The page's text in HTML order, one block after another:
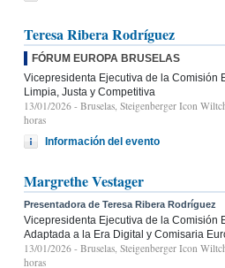
Teresa Ribera Rodríguez
FÓRUM EUROPA BRUSELAS
Vicepresidenta Ejecutiva de la Comisión
Limpia, Justa y Competitiva
13/01/2026 - Bruselas, Steigenberger Icon
horas
Información del evento
Margrethe Vestager
Presentadora de Teresa Ribera Rodríguez
Vicepresidenta Ejecutiva de la Comisión
Adaptada a la Era Digital y Comisaria
13/01/2026 - Bruselas, Steigenberger Icon
horas